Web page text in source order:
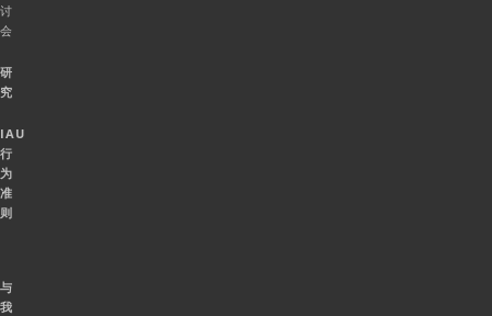
讨
会
研
究
IAU
行
为
准
则
与
我